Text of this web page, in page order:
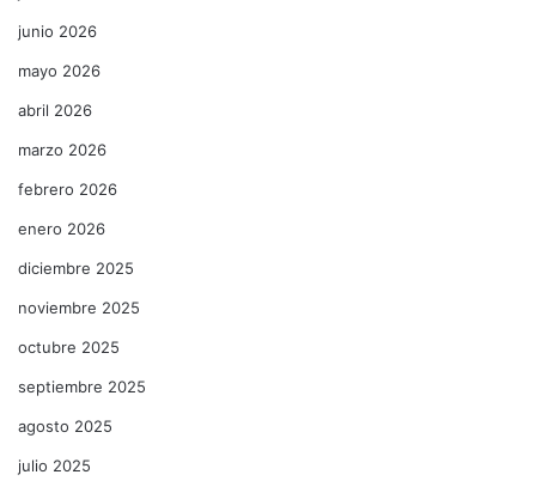
junio 2026
mayo 2026
abril 2026
marzo 2026
febrero 2026
enero 2026
diciembre 2025
noviembre 2025
octubre 2025
septiembre 2025
agosto 2025
julio 2025